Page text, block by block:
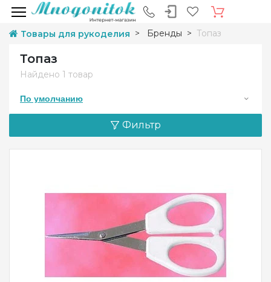
Товары для рукоделия Бренды Топаз
Топаз
Найдено 1 товар
По умолчанию
Фильтр